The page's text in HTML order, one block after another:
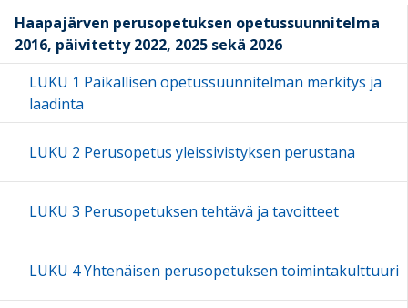
Haapajärven perusopetuksen opetussuunnitelma
2016, päivitetty 2022, 2025 sekä 2026
LUKU 1 Paikallisen opetussuunnitelman merkitys ja
laadinta
LUKU 2 Perusopetus yleissivistyksen perustana
LUKU 3 Perusopetuksen tehtävä ja tavoitteet
LUKU 4 Yhtenäisen perusopetuksen toimintakulttuuri